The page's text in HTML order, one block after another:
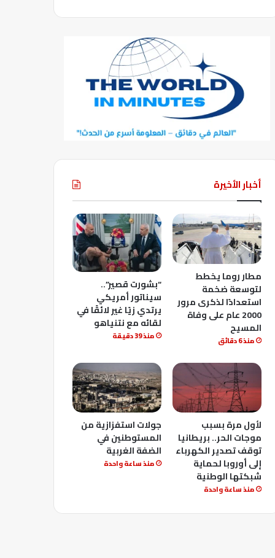
أخبار الأخيرة
مطار روما يخطط
لتوسعة ضخمة
استعدادًا لذكرى مرور
2000 عام على وفاة
المسيح
منذ 6 دقائق
“بشورت قصير”..
سيناتور أمريكي
يرتدي زيًا غير لائقًا في
لقائه مع نتنياهو
منذ 39 دقيقة
لأول مرة بسبب
موجات الحر.. بريطانيا
توقف تصدير الكهرباء
إلى أوروبا لحماية
شبكتها الوطنية
منذ ساعة واحدة
جولات استفزازية من
المستوطنين في
الضفة الغربية
منذ ساعة واحدة